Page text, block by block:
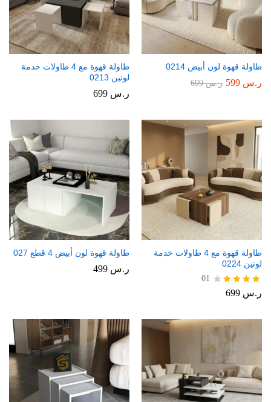
طاولة قهوة لون أبيض 0214
ر.س ر.س699
طاولة قهوة مع 4 طاولات خدمة
لونين 0213
ر.س
طاولة قهوة مع 4 طاولات خدمة
لونين 0224
تم
من 5
01
ر.س
طاولة قهوة لون أبيض 4 قطع 027
ر.س